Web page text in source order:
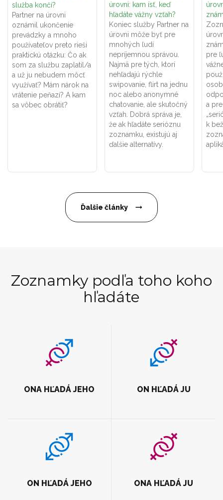
služba končí?
Partner na úrovni
oznámil ukončenie
prevádzky a mnoho
používateľov preto rieši
praktickú otázku: Čo ak
som za službu zaplatil/a
a už ju nebudem môcť
využívať? Mám nárok na
vrátenie peňazí? A kam
sa vôbec obrátiť?
úrovni: kam ísť, keď
hľadáte vážny vzťah?
Koniec služby Partner na
úrovni môže byť pre
mnohých ľudí
nepríjemnou správou.
Najmä pre tých, ktorí
nehľadajú rýchle
swipovanie, flirt na jednu
noc alebo anonymné
chatovanie, ale skutočný
vzťah. Dobrá správa je,
že ak hľadáte serióznu
zoznamku, existujú aj
ďalšie alternatívy.
pre
a
k
Ďalšie články
Zoznamky podľa toho koho
hľadáte
ONA HĽADÁ JEHO ON HĽADÁ JU
ON HĽADÁ JEHO ONA HĽADÁ JU